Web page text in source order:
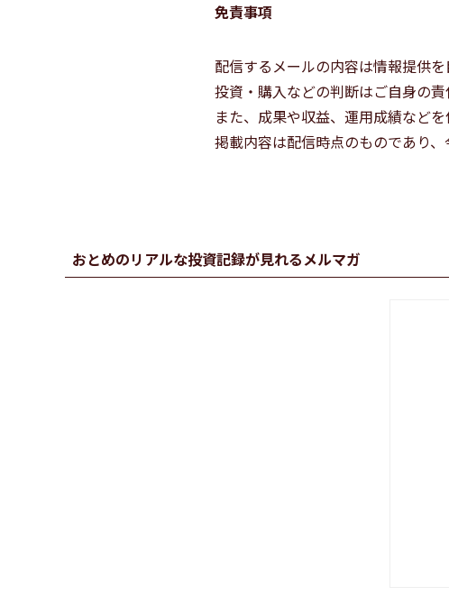
免責事項
配信するメールの内容は情報提供を
投資・購入などの判断はご自身の責
また、成果や収益、運用成績など
掲載内容は配信時点のものであり
おとめのリアルな投資記録が見れるメルマガ